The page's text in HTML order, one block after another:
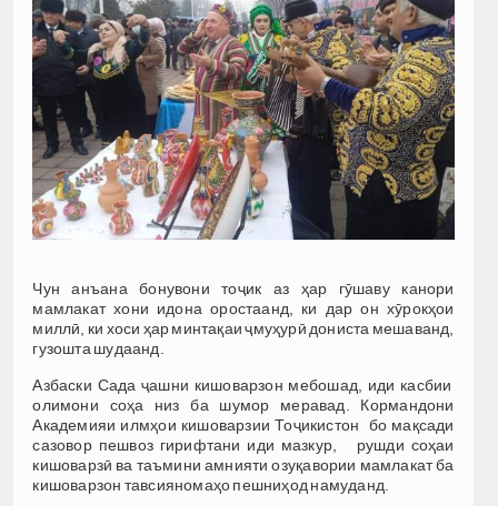
Чун анъана бонувони тоҷик аз ҳар гӯшаву канори
мамлакат хони идона оростаанд, ки дар он хӯрокҳои
миллӣ, ки хоси ҳар минтақаи ҷмуҳурӣ дониста мешаванд,
гузошта шудаанд.
Азбаски Сада ҷашни кишоварзон мебошад, иди касбии
олимони соҳа низ ба шумор меравад. Кормандони
Академияи илмҳои кишоварзии Тоҷикистон бо мақсади
сазовор пешвоз гирифтани иди мазкур, рушди соҳаи
кишоварзӣ ва таъмини амния­ти озуқавории мамлакат ба
кишоварзон тавсияномаҳо пешниҳод намуданд.